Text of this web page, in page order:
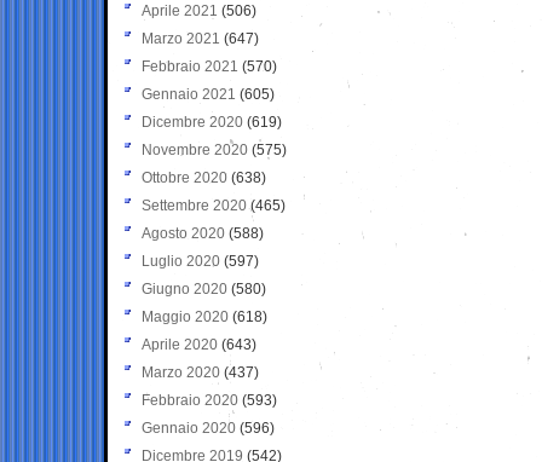
Aprile 2021 (506)
Marzo 2021 (647)
Febbraio 2021 (570)
Gennaio 2021 (605)
Dicembre 2020 (619)
Novembre 2020 (575)
Ottobre 2020 (638)
Settembre 2020(465)
Agosto 2020 (588)
Luglio 2020 (597)
Giugno 2020 (580)
Maggio 2020 (618)
Aprile 2020 (643)
Marzo 2020 (437)
Febbraio 2020 (593)
Gennaio 2020 (596)
Dicembre 2019 (542)